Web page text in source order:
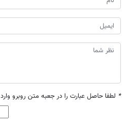
* لطفا حاصل عبارت را در جعبه متن روبرو